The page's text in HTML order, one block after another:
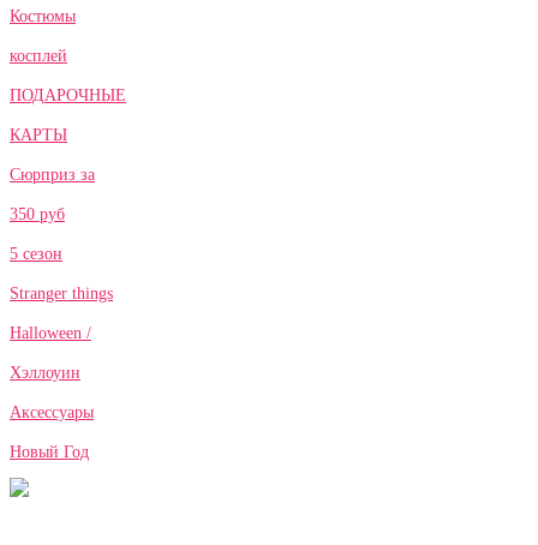
Костюмы
косплей
ПОДАРОЧНЫЕ
КАРТЫ
Сюрприз за
350 руб
5 сезон
Stranger things
Halloween /
Хэллоуин
Аксессуары
Новый Год